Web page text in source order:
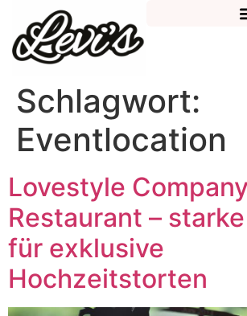
Schlagwort:
Eventlocation
Lovestyle Company
Restaurant –
für exklusive
Hochzeitstorten